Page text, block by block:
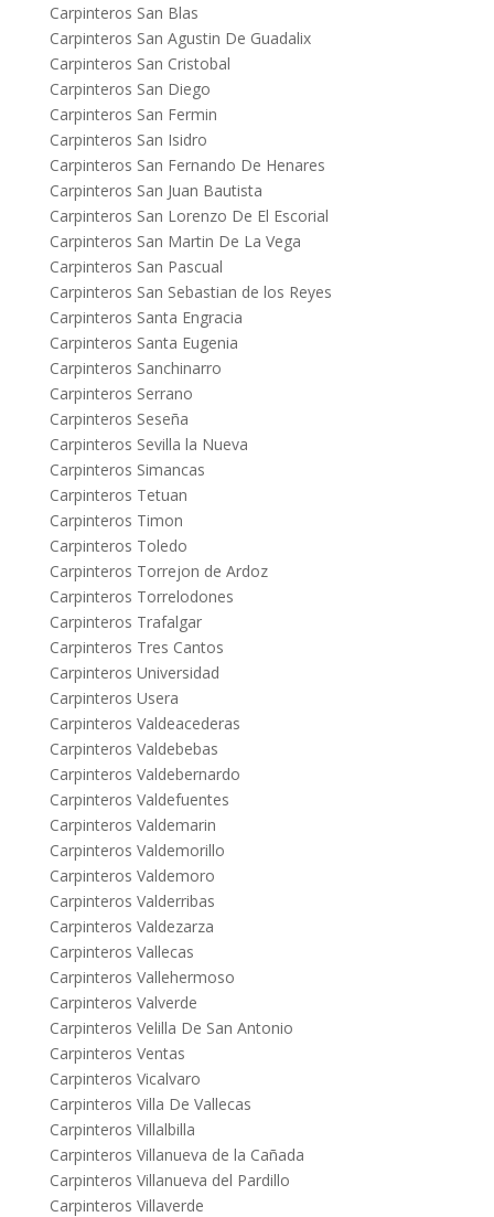
Carpinteros San Blas
Carpinteros San Agustin De Guadalix
Carpinteros San Cristobal
Carpinteros San Diego
Carpinteros San Fermin
Carpinteros San Isidro
Carpinteros San Fernando De Henares
Carpinteros San Juan Bautista
Carpinteros San Lorenzo De El Escorial
Carpinteros San Martin De La Vega
Carpinteros San Pascual
Carpinteros San Sebastian de los Reyes
Carpinteros Santa Engracia
Carpinteros Santa Eugenia
Carpinteros Sanchinarro
Carpinteros Serrano
Carpinteros Seseña
Carpinteros Sevilla la Nueva
Carpinteros Simancas
Carpinteros Tetuan
Carpinteros Timon
Carpinteros Toledo
Carpinteros Torrejon de Ardoz
Carpinteros Torrelodones
Carpinteros Trafalgar
Carpinteros Tres Cantos
Carpinteros Universidad
Carpinteros Usera
Carpinteros Valdeacederas
Carpinteros Valdebebas
Carpinteros Valdebernardo
Carpinteros Valdefuentes
Carpinteros Valdemarin
Carpinteros Valdemorillo
Carpinteros Valdemoro
Carpinteros Valderribas
Carpinteros Valdezarza
Carpinteros Vallecas
Carpinteros Vallehermoso
Carpinteros Valverde
Carpinteros Velilla De San Antonio
Carpinteros Ventas
Carpinteros Vicalvaro
Carpinteros Villa De Vallecas
Carpinteros Villalbilla
Carpinteros Villanueva de la Cañada
Carpinteros Villanueva del Pardillo
Carpinteros Villaverde